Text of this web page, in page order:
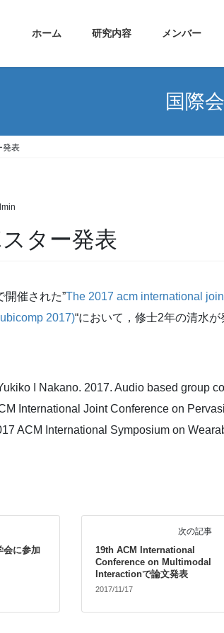
ホーム 研究内容 メンバー
国際
発表
ター発表
開催された”The 2017 acm international
2017)“において，修士2年の清水が
I Nakano. 2017. Audio based group
International Joint Conference on
ACM International Symposium on
会に参加
次の記事
19th ACM International
Conference on Multimodal
Interactionで論文発表
2017/11/17